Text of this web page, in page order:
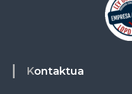
Kontaktua